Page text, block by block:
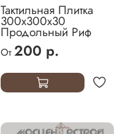
Тактильная Плитка
300х300х30
Продольный Риф
От 200 р.